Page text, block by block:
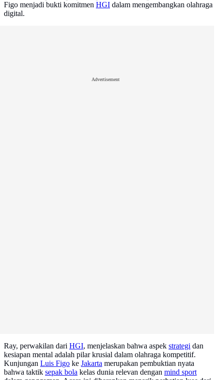
Figo menjadi bukti komitmen HGI dalam mengembangkan olahraga
digital.
Advertisement
Ray, perwakilan dari HGI, menjelaskan bahwa aspek strategi dan
kesiapan mental adalah pilar krusial dalam olahraga kompetitif.
Kunjungan Luis Figo ke Jakarta merupakan pembuktian nyata
bahwa taktik sepak bola kelas dunia relevan dengan mind sport